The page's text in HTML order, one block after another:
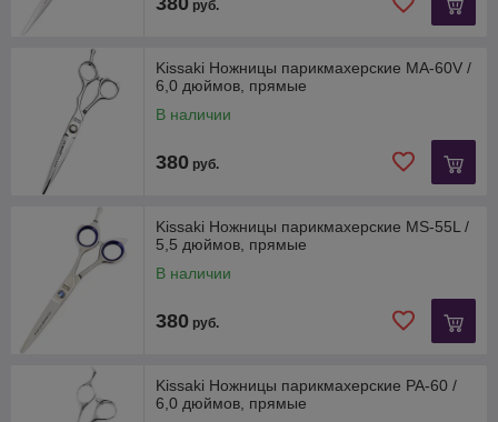
руб.
Kissaki Ножницы парикмахерские MA-60V /
6,0 дюймов, прямые
В наличии
380 руб.
Kissaki Ножницы парикмахерские MS-55L /
5,5 дюймов, прямые
В наличии
380 руб.
Kissaki Ножницы парикмахерские PA-60 /
6,0 дюймов, прямые